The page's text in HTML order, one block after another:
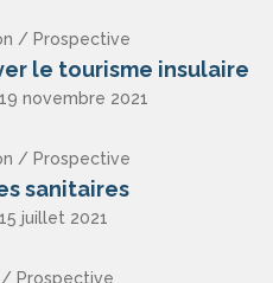
/ Prospective
le tourisme insulaire
novembre 2021
/ Prospective
sanitaires
juillet 2021
/ Prospective